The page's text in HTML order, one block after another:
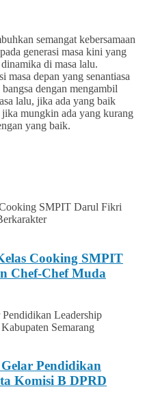
semangat kebersamaan
generasi masa kini yang
di masa lalu.
masa depan yang senantiasa
dengan mengambil
lalu, jika ada yang baik
mungkin ada yang kurang
yang baik.
Cooking SMPIT
Chef-Chef Muda
Pendidikan
Komisi B DPRD